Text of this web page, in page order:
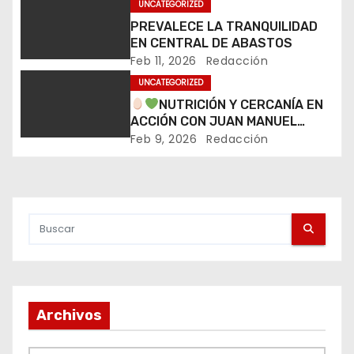
ó
a
UNCATEGORIZED
PREVALECE LA TRANQUILIDAD
EN CENTRAL DE ABASTOS
Feb 11, 2026 Redacción
UNCATEGORIZED
NUTRICIÓN Y CERCANÍA EN
ACCIÓN CON JUAN MANUEL
NAVARRO
Feb 9, 2026 Redacción
Archivos